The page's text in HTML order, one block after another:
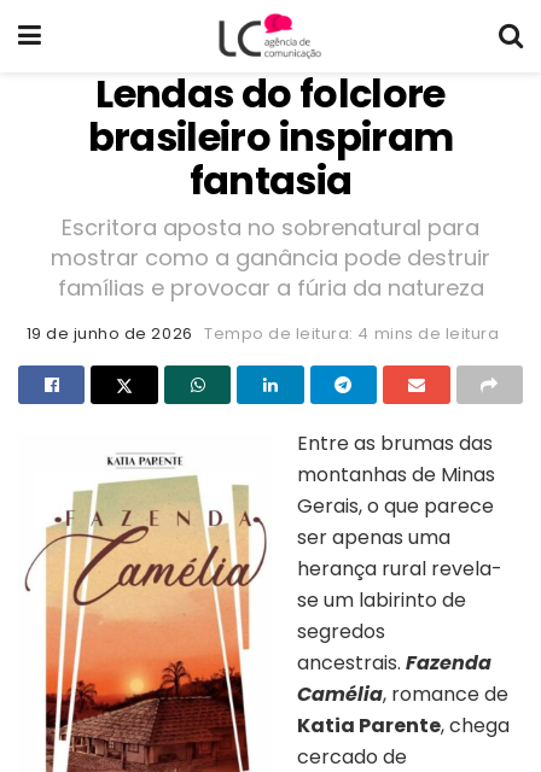
Lendas do folclore
brasileiro inspiram
fantasia
Escritora aposta no sobrenatural para
mostrar como a ganância pode destruir
famílias e provocar a fúria da natureza
19 de junho de 2026 Tempo de leitura: 4 mins de leitura
Entre as brumas das
montanhas de Minas
Gerais, o que parece
ser apenas uma
herança rural revela-
se um labirinto de
segredos
ancestrais. Fazenda
Camélia, romance de
Katia Parente, chega
cercado de